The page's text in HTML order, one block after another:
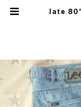
late